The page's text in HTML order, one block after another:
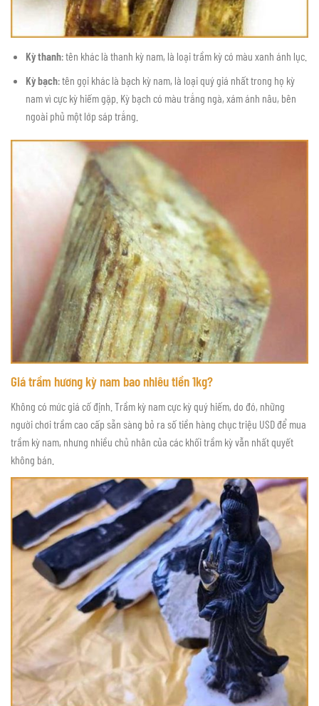
Kỳ thanh: tên khác là thanh kỳ nam, là loại trầm kỳ có màu xanh ánh lục.
Kỳ bạch: tên gọi khác là bạch kỳ nam, là loại quý giá nhất trong họ kỳ
nam vì cực kỳ hiếm gặp. Kỳ bạch có màu trắng ngà, xám ánh nâu, bên
ngoài phủ một lớp sáp trắng.
Giá trầm hương kỳ nam bao nhiêu tiền 1kg?
Không có mức giá cố định. Trầm kỳ nam cực kỳ quý hiếm, do đó, những
người chơi trầm cao cấp sẵn sàng bỏ ra số tiền hàng chục triệu USD để mua
trầm kỳ nam, nhưng nhiều chủ nhân của các khối trầm kỳ vẫn nhất quyết
không bán.